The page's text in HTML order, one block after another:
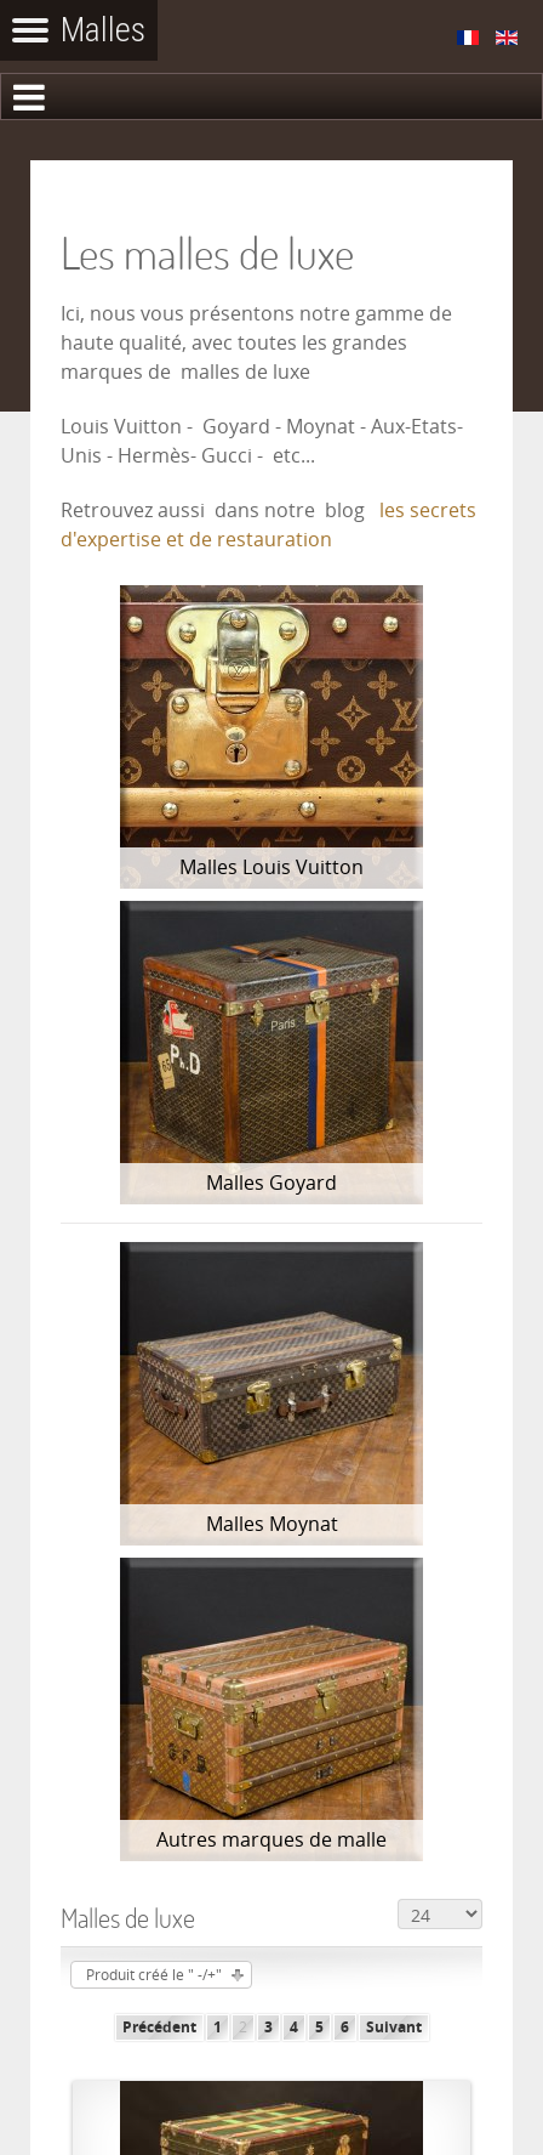
Les malles de luxe
Ici, nous vous présentons notre gamme de
haute qualité, avec toutes les grandes
marques de malles de luxe
Louis Vuitton - Goyard - Moynat - Aux-Etats-
Unis - Hermès- Gucci - etc...
Retrouvez aussi dans notre blog les secrets
d'expertise et de restauration
Malles Louis Vuitton
Malles Goyard
Malles Moynat
Autres marques de malle
Malles de luxe
Produit créé le " -/+"
Précédent 1 2 3 4 5 6 Suivant